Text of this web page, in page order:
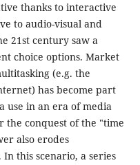
thanks to interactive
to audio-visual and
21st century saw a
choice options. Market
(e.g. the
has become part
use in an era of media
the conquest of the "time
also erodes
In this scenario, a series